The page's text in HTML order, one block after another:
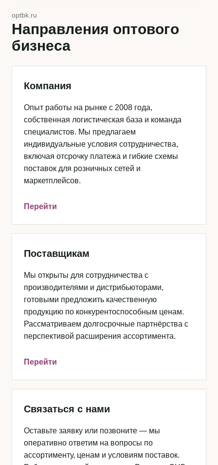
optbk.ru
Направления оптового
бизнеса
Компания
Опыт работы на рынке с 2008 года,
собственная логистическая база и команда
специалистов. Мы предлагаем
индивидуальные условия сотрудничества,
включая отсрочку платежа и гибкие схемы
поставок для розничных сетей и
маркетплейсов.
Перейти
Поставщикам
Мы открыты для сотрудничества с
производителями и дистрибьюторами,
готовыми предложить качественную
продукцию по конкурентоспособным ценам.
Рассматриваем долгосрочные партнёрства с
перспективой расширения ассортимента.
Перейти
Связаться с нами
Оставьте заявку или позвоните — мы
оперативно ответим на вопросы по
ассортименту, ценам и условиям поставок.